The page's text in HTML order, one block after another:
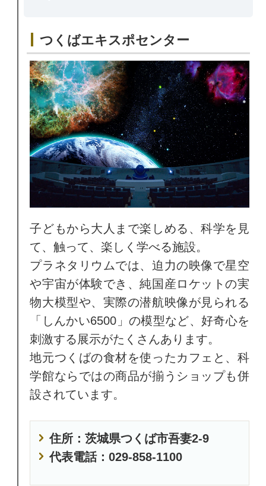
つくばエキスポセンター
子どもから大人まで楽しめる、科学を見
て、触って、楽しく学べる施設。
プラネタリウムでは、迫力の映像で星空
や宇宙が体験でき、純国産ロケットの実
物大模型や、実際の潜航映像が見られる
「しんかい6500」の模型など、好奇心を
刺激する展示がたくさんあります。
地元つくばの食材を使ったカフェと、科
学館ならではの商品が揃うショップも併
設されています。
住所：茨城県つくば市吾妻2-9
代表電話：029-858-1100